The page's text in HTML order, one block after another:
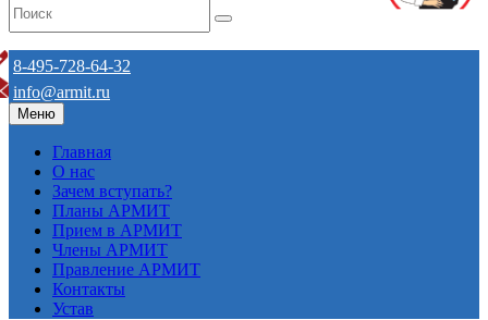
8-495-728-64-32
info@armit.ru
Меню
Главная
О нас
Зачем вступать?
Планы АРМИТ
Прием в АРМИТ
Члены АРМИТ
Правление АРМИТ
Контакты
Устав